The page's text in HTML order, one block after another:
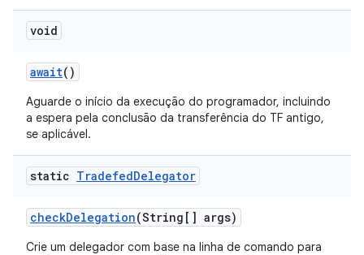
void
await()
Aguarde o início da execução do programador, incluindo
a espera pela conclusão da transferência do TF antigo,
se aplicável.
static TradefedDelegator
checkDelegation(String[] args)
Crie um delegador com base na linha de comando para